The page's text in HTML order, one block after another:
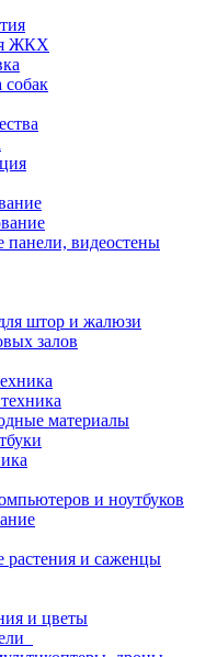
ЖКХ
видеостены
штор и жалюзи
залов
материалы
и ноутбуков
растения и саженцы
и цветы